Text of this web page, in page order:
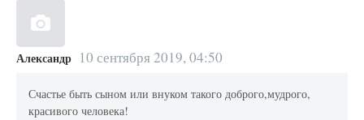
Александр 10 сентября 2019, 04:50
Счастье быть сыном или внуком такого доброго,мудрого,
красивого человека!